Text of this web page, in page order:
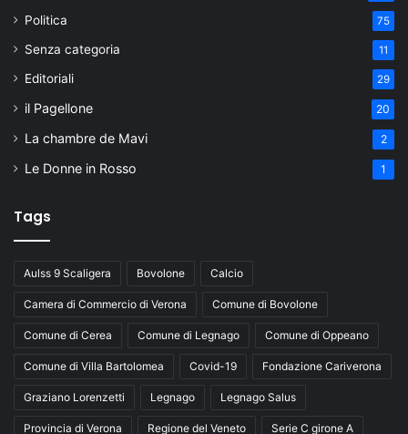
Politica 75
Senza categoria 11
Editoriali 29
il Pagellone 20
La chambre de Mavi 2
Le Donne in Rosso 1
Tags
Aulss 9 Scaligera Bovolone Calcio
Camera di Commercio di Verona Comune di Bovolone
Comune di Cerea Comune di Legnago Comune di Oppeano
Comune di Villa Bartolomea Covid-19 Fondazione Cariverona
Graziano Lorenzetti Legnago Legnago Salus
Provincia di Verona Regione del Veneto Serie C girone A